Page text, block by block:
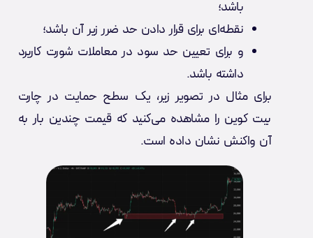
باشد؛
نقطه‌ای برای قرار دادن حد ضرر زیر آن باشد؛
و برای تعیین حد سود در معاملات شورت کاربرد
داشته باشد.
برای مثال در تصویر زیر، یک سطح حمایت در چارت
بیت کوین را مشاهده می‌کنید که قیمت چندین بار به
آن واکنش نشان داده است.